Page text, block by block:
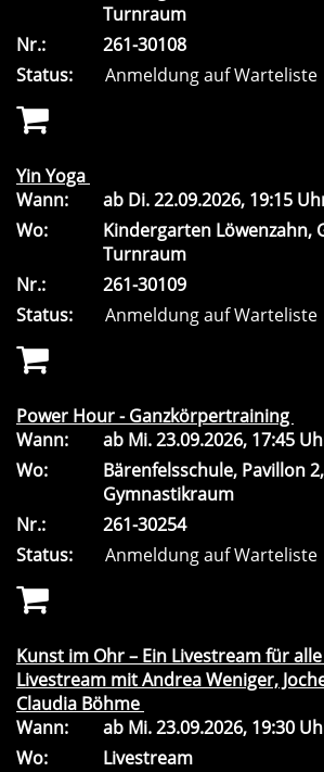
Turnraum
Nr.:
261-30108
Status:
Anmeldung auf Warteliste
Yin Yoga
Wann:
ab Di.22.09.2026, 19:15
Wo:
Kindergarten Löwenzahn,
Turnraum
Nr.:
261-30109
Status:
Anmeldung auf Warteliste
Power Hour - Ganzkörpertraining
Wann:
ab Mi.23.09.2026, 17:45
Wo:
Bärenfelsschule, Pavillon 2,
Gymnastikraum
Nr.:
261-30254
Status:
Anmeldung auf Warteliste
Kunst im Ohr – Ein Livestream für
Livestream mit Andrea Weniger,
Claudia Böhme
Wann:
ab Mi.23.09.2026, 19:30
Wo:
Livestream